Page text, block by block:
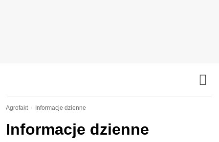
Agrofakt Informacje dzienne
Informacje dzienne